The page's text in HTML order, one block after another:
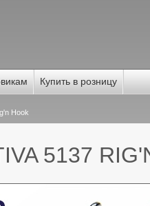
Купить в розницу
Hook
5137